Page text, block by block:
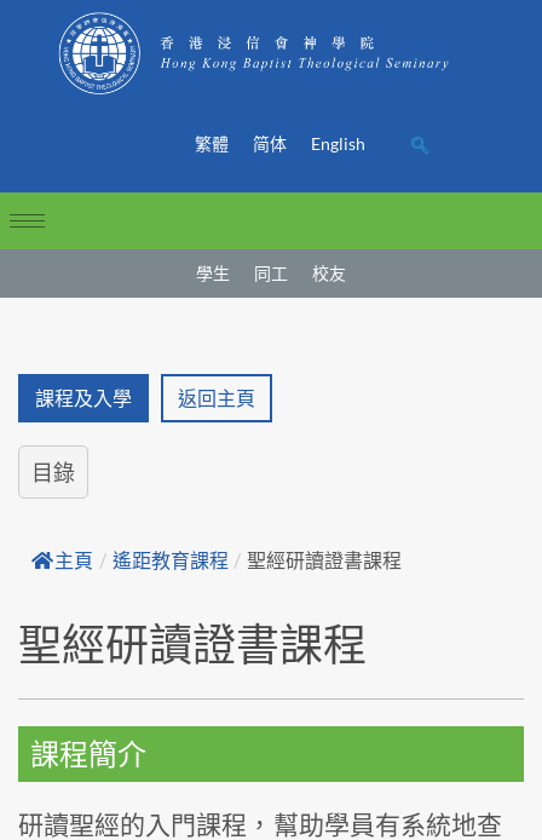
繁體 简体 English
學生 同工 校友
課程及入學 返回主頁
目錄
主頁 / 遙距教育課程 / 聖經研讀證書課程
聖經研讀證書課程
課程簡介
研讀聖經的入門課程，幫助學員有系統地查